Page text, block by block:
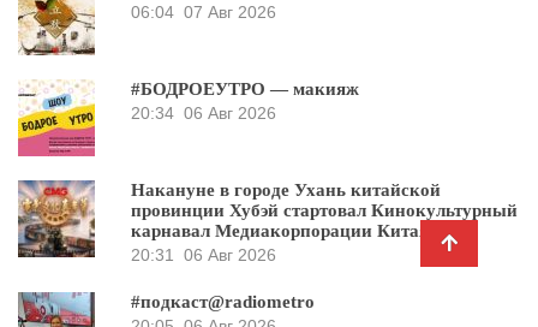
06:04 07 Авг 2026
#БОДРОЕУТРО — макияж
20:34 06 Авг 2026
Накануне в городе Ухань китайской
провинции Хубэй стартовал Кинокультурный
карнавал Медиакорпорации Китая
20:31
06 Авг 2026
#подкаст@radiometro